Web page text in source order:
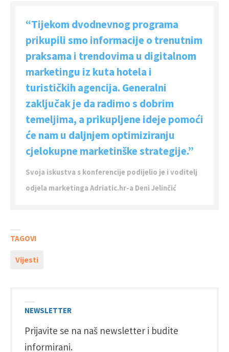
“Tijekom dvodnevnog programa
prikupili smo informacije o trenutnim
praksama i trendovima u digitalnom
marketingu iz kuta hotela i
turističkih agencija. Generalni
zaključak je da radimo s dobrim
temeljima, a prikupljene ideje pomoći
će nam u daljnjem optimiziranju
cjelokupne marketinške strategije.”
Svoja iskustva s konferencije podijelio je i voditelj
odjela marketinga Adriatic.hr-a Deni Jelinčić
TAGOVI
Vijesti
NEWSLETTER
Prijavite se na naš newsletter i budite
informirani.